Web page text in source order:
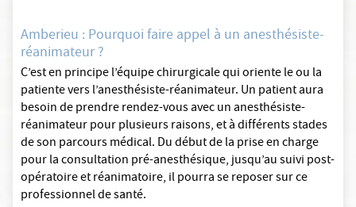
Amberieu : Pourquoi faire appel à un anesthésiste-
réanimateur ?
C’est en principe l’équipe chirurgicale qui oriente le ou la
patiente vers l’anesthésiste-réanimateur. Un patient aura
besoin de prendre rendez-vous avec un anesthésiste-
réanimateur pour plusieurs raisons, et à différents stades
de son parcours médical. Du début de la prise en charge
pour la consultation pré-anesthésique, jusqu’au suivi post-
opératoire et réanimatoire, il pourra se reposer sur ce
professionnel de santé.